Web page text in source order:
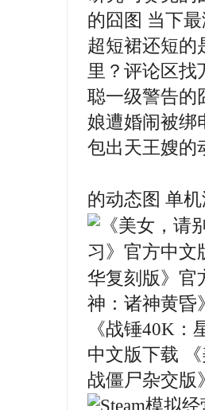
的囧图 当下
超短裙还短的
里？评论区找
聪一级警告的
娘遭婚闹被绑
包出天王嫂的
的动态图 单
华复刻版》官
神：诸神黄昏
《战锤40K
中文版下载
战僵尸杂交版